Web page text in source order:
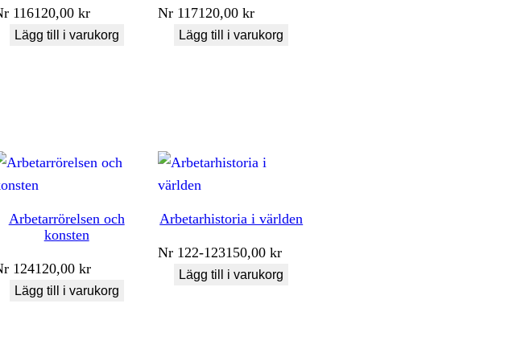
116120,00 kr
Lägg till i varukorg
Nr 117120,00kr
Lägg till i varukorg
Arbetarrörelsen och
konsten
124120,00 kr
Lägg till i varukorg
Arbetarhistoria i världen
Nr 122-123150,00kr
Lägg till i varukorg